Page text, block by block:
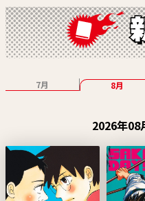
7月 8月
2026年08